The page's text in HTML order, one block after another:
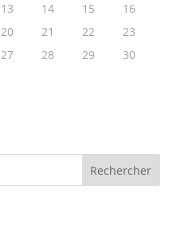
13 14 15
16
20 21 22
23
27 28 29
30